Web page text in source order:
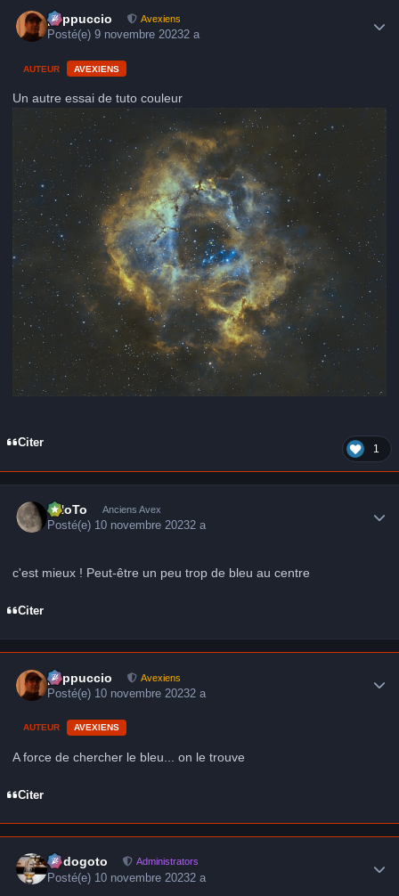
peppuccio Avexiens
Posté(e)9 novembre 20232 a
AUTEUR AVEXIENS
Un autre essai de tuto couleur
Citer 1
FHoTo Anciens Avex
Posté(e) 10 novembre 20232 a
c'est mieux ! Peut-être un peu trop de bleu au centre
Citer
peppuccio Avexiens
Posté(e) 10 novembre 20232 a
AUTEUR AVEXIENS
A force de chercher le bleu... on le trouve
Citer
frédogoto Administrators
Posté(e) 10 novembre 20232 a